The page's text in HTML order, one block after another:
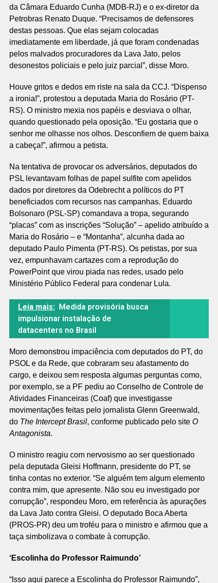
da Câmara Eduardo Cunha (MDB-RJ) e o ex-diretor da
Petrobras Renato Duque. “Precisamos de defensores
destas pessoas. Que elas sejam colocadas
imediatamente em liberdade, já que foram condenadas
pelos malvados procuradores da Lava Jato, pelos
desonestos policiais e pelo juiz parcial”, disse Moro.
Houve gritos e dedos em riste na sala da CCJ. “Dispenso
a ironia!”, protestou a deputada Maria do Rosário (PT-
RS). O ministro mexia nos papéis e desviava o olhar,
quando questionado pela oposição. “Eu gostaria que o
senhor me olhasse nos olhos. Desconfiem de quem baixa
a cabeça!”, afirmou a petista.
Na tentativa de provocar os adversários, deputados do
PSL levantavam folhas de papel sulfite com apelidos
dados por diretores da Odebrecht a políticos do PT
beneficiados com recursos nas campanhas. Eduardo
Bolsonaro (PSL-SP) comandava a tropa, segurando
“placas” com as inscrições “Solução” – apelido atribuído a
Maria do Rosário – e “Montanha”, alcunha dada ao
deputado Paulo Pimenta (PT-RS). Os petistas, por sua
vez, empunhavam cartazes com a reprodução do
PowerPoint que virou piada nas redes, usado pelo
Ministério Público Federal para condenar Lula.
Leia mais: Medida provisória busca
impulsionar instalação de
datacenters no Brasil
Moro demonstrou impaciência com deputados do PT, do
PSOL e da Rede, que cobraram seu afastamento do
cargo, e deixou sem resposta algumas perguntas como,
por exemplo, se a PF pediu ao Conselho de Controle de
Atividades Financeiras (Coaf) que investigasse
movimentações feitas pelo jornalista Glenn Greenwald,
do The Intercept Brasil, conforme publicado pelo site O
Antagonista.
O ministro reagiu com nervosismo ao ser questionado
pela deputada Gleisi Hoffmann, presidente do PT, se
tinha contas no exterior. “Se alguém tem algum elemento
contra mim, que apresente. Não sou eu investigado por
corrupção”, respondeu Moro, em referência às apurações
da Lava Jato contra Gleisi. O deputado Boca Aberta
(PROS-PR) deu um troféu para o ministro e afirmou que a
taça simbolizava o combate à corrupção.
‘Escolinha do Professor Raimundo’
“Isso aqui parece a Escolinha do Professor Raimundo”,